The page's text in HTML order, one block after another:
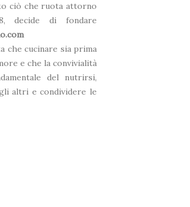
ciò che ruota attorno
decide di fondare
che cucinare sia prima
e che la convivialità
del nutrirsi,
altri e condividere le
❆